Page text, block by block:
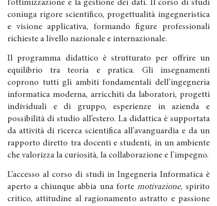
l’ottimizzazione e la gestione dei dati. Il corso di studi
coniuga rigore scientifico, progettualità ingegneristica
e visione applicativa, formando figure professionali
richieste a livello nazionale e internazionale.
Il programma didattico è strutturato per offrire un
equilibrio tra teoria e pratica. Gli insegnamenti
coprono tutti gli ambiti fondamentali dell’ingegneria
informatica moderna, arricchiti da laboratori, progetti
individuali e di gruppo, esperienze in azienda e
possibilità di studio all’estero. La didattica è supportata
da attività di ricerca scientifica all’avanguardia e da un
rapporto diretto tra docenti e studenti, in un ambiente
che valorizza la curiosità, la collaborazione e l’impegno.
L’accesso al corso di studi in Ingegneria Informatica è
aperto a chiunque abbia una forte motivazione, spirito
critico, attitudine al ragionamento astratto e passione